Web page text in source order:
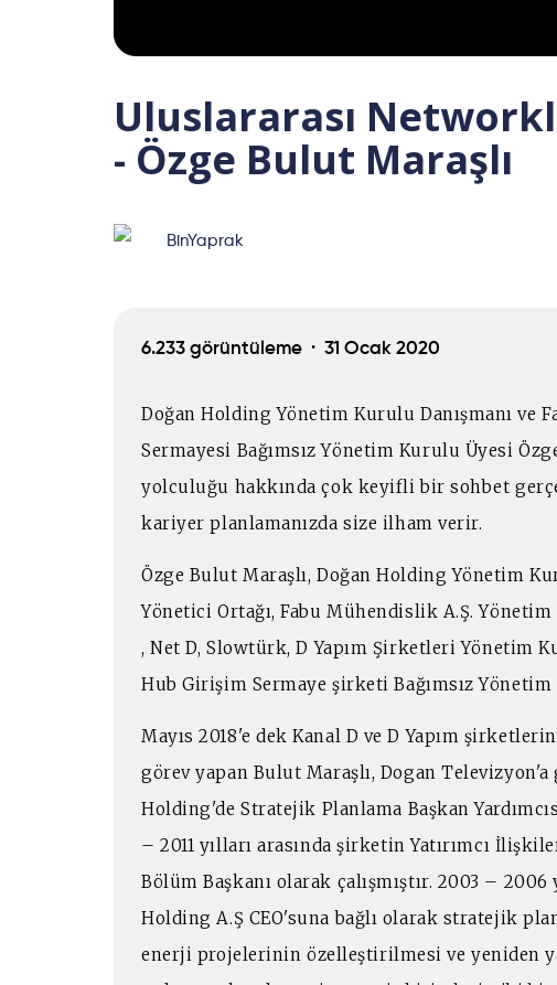
Uluslararası
- Özge Bulut Maraşlı
BinYaprak
6.233 görüntüleme · 31 Ocak 2020
Doğan Holding Yönetim Kurulu Danışmanı ve
Sermayesi Bağımsız Yönetim Kurulu Üyesi
yolculuğu hakkında çok keyifli bir sohbet
kariyer planlamanızda size ilham verir.
Özge Bulut Maraşlı, Doğan Holding Yönetim
Yönetici Ortağı, Fabu Mühendislik A.Ş.
, Net D, Slowtürk, D Yapım Şirketleri Yönetim
Hub Girişim Sermaye şirketi Bağımsız
Mayıs 2018'e dek Kanal D ve D Yapım
görev yapan Bulut Maraşlı, Dogan Televizyon'a
Holding'de Stratejik Planlama Başkan
– 2011 yılları arasında şirketin Yatırımcı
Bölüm Başkanı olarak çalışmıştır. 2003 – 2006
Holding A.Ş CEO'suna bağlı olarak stratejik
enerji projelerinin özelleştirilmesi ve yeniden